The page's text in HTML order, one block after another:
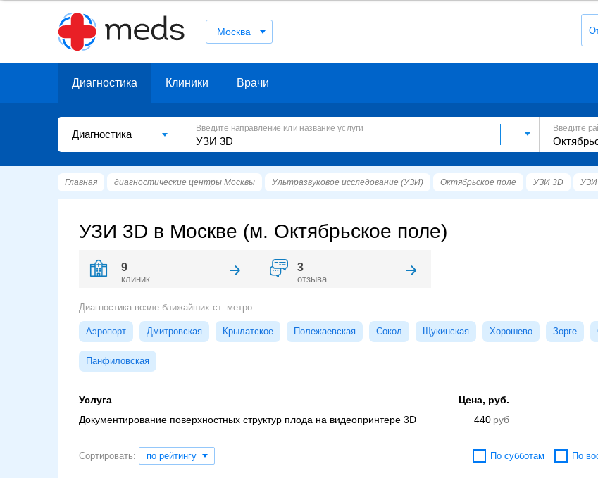
Москва
Диагностика Клиники Врачи
Диагностика
Введите направление или название услуги Введите
Главная диагностические центры Москвы Ультразвуковое исследование (УЗИ) Октябрьское поле УЗИ 3D УЗИ
УЗИ 3D в Москве (м. Октябрьское поле)
9
клиник
3
отзыва
Диагностика возле ближайших ст. метро:
Аэропорт Дмитровская Крылатское Полежаевская Сокол Щукинская Хорошево Зорге
Панфиловская
Услуга
Цена, руб.
Документирование поверхностных структур плода на видеопринтере 3D
440
Сортировать: по рейтингу По субботам По